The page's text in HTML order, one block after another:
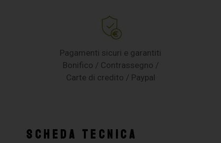
Pagamenti sicuri e garantiti
Bonifico / Contrassegno /
Carte di credito / Paypal
SCHEDA TECNICA